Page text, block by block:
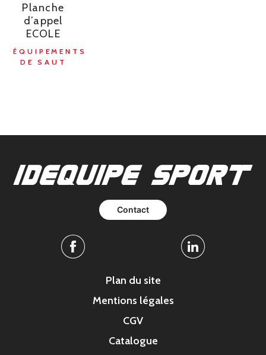
Planche
d’appel
ECOLE
ÉQUIPEMENTS
DE SAUT
Contact
Facebook Linkedin
Plan du site
Mentions légales
CGV
Catalogue